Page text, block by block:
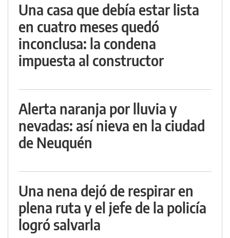
Una casa que debía estar lista
en cuatro meses quedó
inconclusa: la condena
impuesta al constructor
Alerta naranja por lluvia y
nevadas: así nieva en la ciudad
de Neuquén
Una nena dejó de respirar en
plena ruta y el jefe de la policía
logró salvarla